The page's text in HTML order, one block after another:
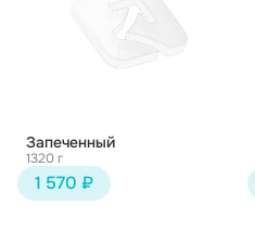
Запеченный
1320 г
1 570 ₽